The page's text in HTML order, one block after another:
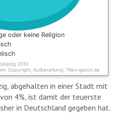
oder keine Religion
2013
Copyright, Aufbereitung: 11tes-gebot.de
abgehalten in einer Stadt mit
4%, ist damit der teuerste
in Deutschland gegeben hat.